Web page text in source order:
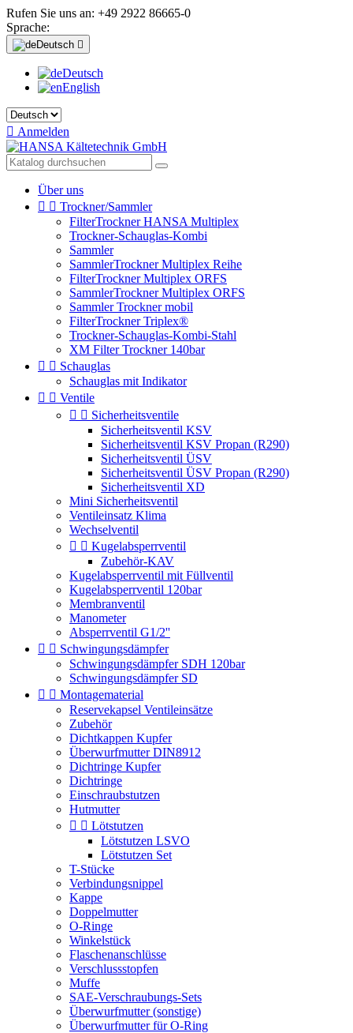
Rufen Sie uns an: +49 2922 86665-0
Sprache:
Deutsch 
Deutsch
English
 Anmelden
Über uns
  Trockner/Sammler
FilterTrockner HANSA Multiplex
Trockner-Schauglas-Kombi
Sammler
SammlerTrockner Multiplex Reihe
FilterTrockner Multiplex ORFS
SammlerTrockner Multiplex ORFS
Sammler Trockner mobil
FilterTrockner Triplex®
Trockner-Schauglas-Kombi-Stahl
XM Filter Trockner 140bar
  Schauglas
Schauglas mit Indikator
  Ventile
  Sicherheitsventile
Sicherheitsventil KSV
Sicherheitsventil KSV Propan (R290)
Sicherheitsventil ÜSV
Sicherheitsventil ÜSV Propan (R290)
Sicherheitsventil XD
Mini Sicherheitsventil
Ventileinsatz Klima
Wechselventil
  Kugelabsperrventil
Zubehör-KAV
Kugelabsperrventil mit Füllventil
Kugelabsperrventil 120bar
Membranventil
Manometer
Absperrventil G1/2''
  Schwingungsdämpfer
Schwingungsdämpfer SDH 120bar
Schwingungsdämpfer SD
  Montagematerial
Reservekapsel Ventileinsätze
Zubehör
Dichtkappen Kupfer
Überwurfmutter DIN8912
Dichtringe Kupfer
Dichtringe
Einschraubstutzen
Hutmutter
  Lötstutzen
Lötstutzen LSVO
Lötstutzen Set
T-Stücke
Verbindungsnippel
Kappe
Doppelmutter
O-Ringe
Winkelstück
Flaschenanschlüsse
Verschlussstopfen
Muffe
SAE-Verschraubungs-Sets
Überwurfmutter (sonstige)
Überwurfmutter für O-Ring